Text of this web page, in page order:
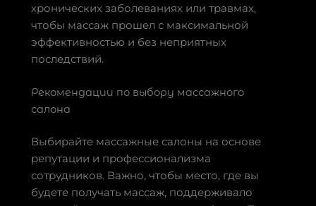
хронических заболеваниях или травмах,
чтобы массаж прошел с максимальной
эффективностью и без неприятных
последствий.
Рекомендации по выбору массажного
салона
Выбирайте массажные салоны на основе
репутации и профессионализма
сотрудников. Важно, чтобы место, где вы
будете получать массаж, поддерживало